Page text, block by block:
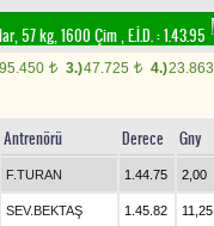
57 kg, 1600 Çim,E.İ.D. :1.43.95
95.450 t 3.)47.725 t 4.)23.863
Antrenörü Derece Gny
F.TURAN 1.44.75 2,00
SEV.BEKTAŞ 1.45.82 11,25